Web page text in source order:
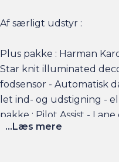
Af særligt udstyr :
Plus pakke : Harman
Star knit illuminated
fodsensor - Automatisk
let ind- og udstigning -
pakke : Pilot Assist -
panoramaglastsg -
...Læs mere